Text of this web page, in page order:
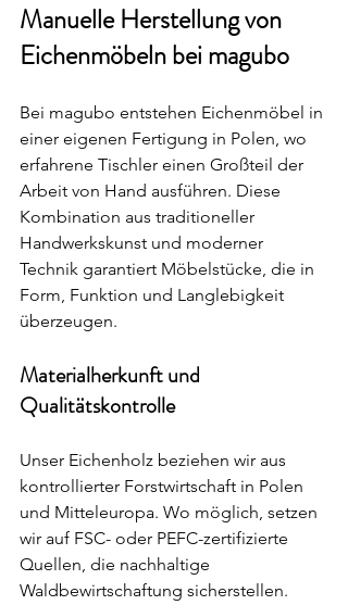
Manuelle Herstellung von
Eichenmöbeln bei magubo
Bei magubo entstehen Eichenmöbel in
einer eigenen Fertigung in Polen, wo
erfahrene Tischler einen Großteil der
Arbeit von Hand ausführen. Diese
Kombination aus traditioneller
Handwerkskunst und moderner
Technik garantiert Möbelstücke, die in
Form, Funktion und Langlebigkeit
überzeugen.
Materialherkunft und
Qualitätskontrolle
Unser Eichenholz beziehen wir aus
kontrollierter Forstwirtschaft in Polen
und Mitteleuropa. Wo möglich, setzen
wir auf FSC- oder PEFC-zertifizierte
Quellen, die nachhaltige
Waldbewirtschaftung sicherstellen.